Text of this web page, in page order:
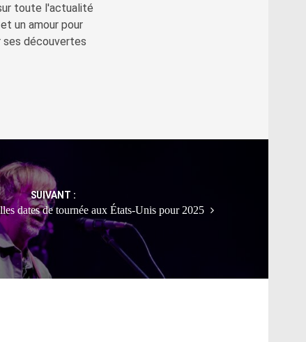
toute l'actualité
un amour pour
ses découvertes
SUIVANT :
dates de tournée aux États-Unis pour 2025